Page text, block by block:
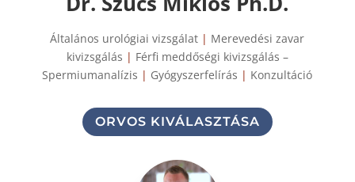
Általános urológiai vizsgálat | Merevedési zavar
kivizsgálás | Férfi meddőségi kivizsgálás –
Spermiumanalízis | Gyógyszerfelírás | Konzultáció
ORVOS KIVÁLASZTÁSA